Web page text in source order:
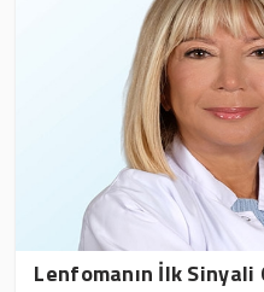
Lenfomanın İlk